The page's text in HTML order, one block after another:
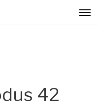
42